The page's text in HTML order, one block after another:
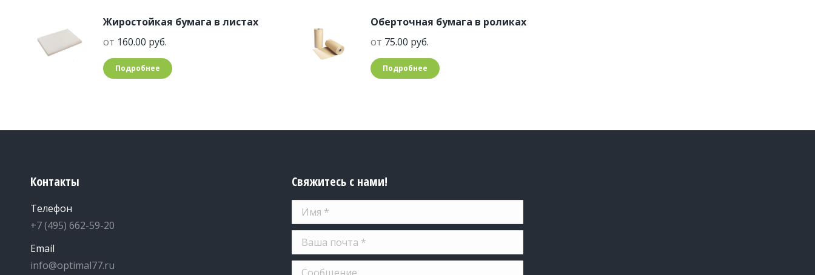
Жиростойкая бумага в листах
от 160.00 руб.
Подробнее
Оберточная бумага в роликах
от 75.00 руб.
Подробнее
Контакты
Телефон
+7 (495) 662-59-20
Email
info@optimal77.ru
Свяжитесь с нами!
Имя *
Ваша почта *
Сообщение